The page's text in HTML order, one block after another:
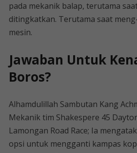
pada mekanik balap, terutama
ditingkatkan. Terutama saat
mesin.
Jawaban Untuk
Boros?
Alhamdulillah Sambutan Kang
Mekanik tim Shakespere 45
Lamongan Road Race; Ia
opsi untuk mengganti kampas